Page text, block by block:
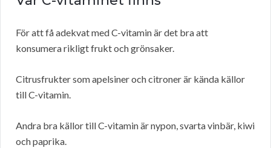
För att få adekvat med C-vitamin är det bra att
konsumera rikligt frukt och grönsaker.
Citrusfrukter som apelsiner och citroner är kända källor
till C-vitamin.
Andra bra källor till C-vitamin är nypon, svarta vinbär, kiwi
och paprika.